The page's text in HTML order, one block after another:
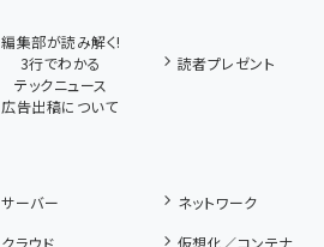
編集部が読み解く!
3行でわかる
テックニュース
読者プレゼント
広告出稿について
サーバー
ネットワーク
クラウド
仮想化／コンテナ